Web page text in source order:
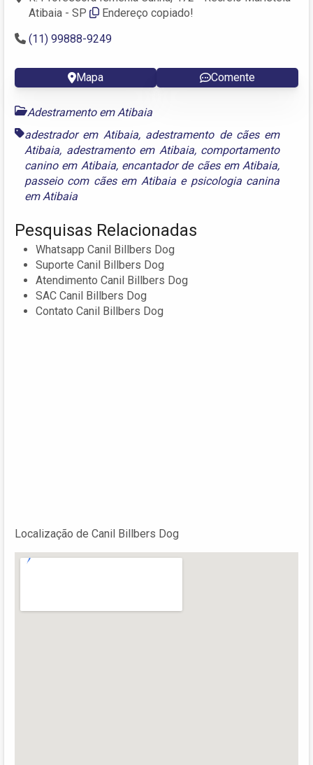
Atibaia - SP
Endereço copiado!
(11) 99888-9249
Mapa Comente
Adestramento em Atibaia
adestrador em Atibaia, adestramento de cães em
Atibaia, adestramento em Atibaia, comportamento
canino em Atibaia, encantador de cães em Atibaia,
passeio com cães em Atibaiae psicologia canina
em Atibaia
Pesquisas Relacionadas
Whatsapp Canil Billbers Dog
Suporte Canil Billbers Dog
Atendimento Canil Billbers Dog
SAC Canil Billbers Dog
Contato Canil Billbers Dog
Localização de Canil Billbers Dog